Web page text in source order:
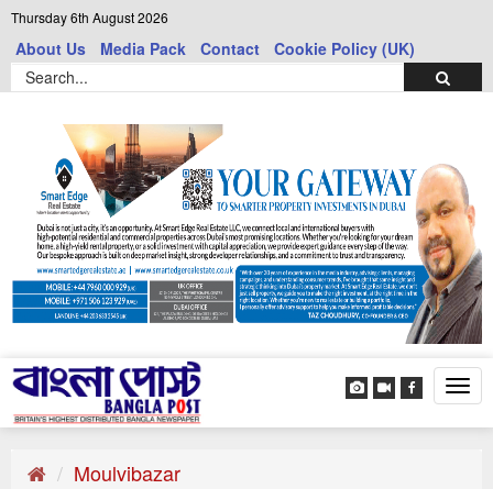
Thursday 6th August 2026
About Us Media Pack Contact Cookie Policy (UK)
Moulvibazar